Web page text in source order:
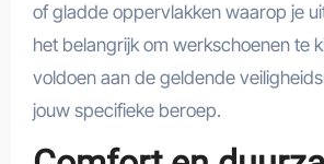
of gladde oppervlakken waarop je
het belangrijk om werkschoenen te
voldoen aan de geldende
jouw specifieke beroep.